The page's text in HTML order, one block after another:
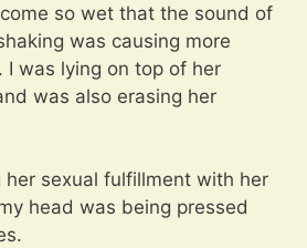
so wet that the sound of
was causing more
I was lying on top of her
was also erasing her
her sexual fulfillment with her
head was being pressed